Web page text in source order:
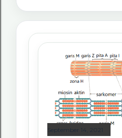
September 14, 2021